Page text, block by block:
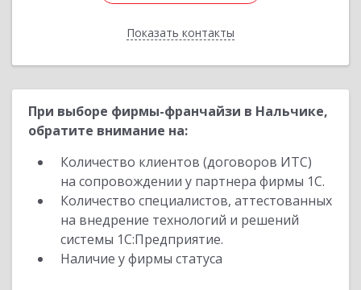
Показать контакты
Назад
При выборе фирмы-франчайзи в Нальчике,
обратите внимание на:
Количество клиентов (договоров ИТС)
на сопровождении у партнера фирмы 1С.
Количество специалистов, аттестованных
на внедрение технологий и решений
системы 1С:Предприятие.
Наличие у фирмы статуса